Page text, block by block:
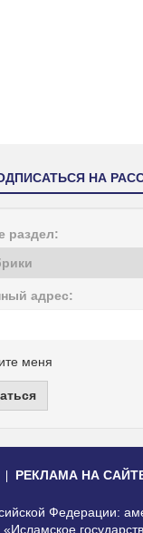
НА
раздел:
адрес:
меня
РЕКЛАМА НА
Федерации: